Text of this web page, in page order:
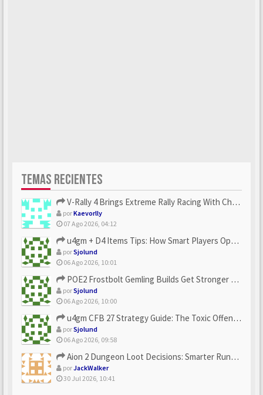
TEMAS RECIENTES
V-Rally 4 Brings Extreme Rally Racing With Challenging Track...
porKaevorlly
07 Ago 2026, 04:12
u4gm + D4 Items Tips: How Smart Players Optimize Gear, Build...
porSjolund
06 Ago 2026, 10:01
POE2 Frostbolt Gemling Builds Get Stronger With u4gm’s Ice C...
porSjolund
06 Ago 2026, 10:00
u4gm CFB 27 Strategy Guide: The Toxic Offensive Scheme Your ...
porSjolund
06 Ago 2026, 09:58
Aion 2 Dungeon Loot Decisions: Smarter Runs With U4N
porJackWalker
30 Jul 2026, 10:41